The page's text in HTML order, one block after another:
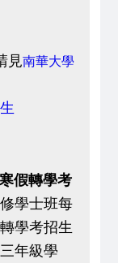
見南華大學
寒假轉學考
學士班每
學考招生
年級學